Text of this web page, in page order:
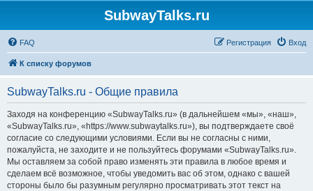
SubwayTalks.ru
FAQ Вход
Регистрация
К списку форумов
SubwayTalks.ru - Общие правила
Заходя на конференцию «SubwayTalks.ru» (в дальнейшем «мы», «наш»,
«SubwayTalks.ru», «https://www.subwaytalks.ru»), вы подтверждаете своё
согласие со следующими условиями. Если вы не согласны с ними,
пожалуйста, не заходите и не пользуйтесь форумами «SubwayTalks.ru».
Мы оставляем за собой право изменять эти правила в любое время и
сделаем всё возможное, чтобы уведомить вас об этом, однако с вашей
стороны было бы разумным регулярно просматривать этот текст на